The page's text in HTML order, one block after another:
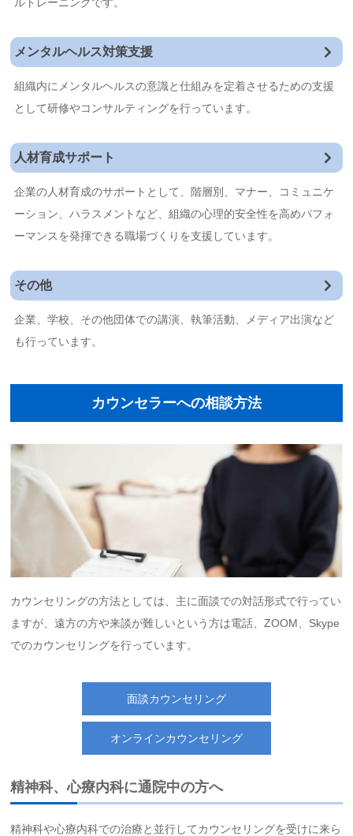
メンタルヘルス対策支援
組織内にメンタルヘルスの意識と仕組みを定着させるための支援
として研修やコンサルティングを行っています。
人材育成サポート
企業の人材育成のサポートとして、階層別、マナー、コミュニケ
ーション、ハラスメントなど、組織の心理的安全性を高めパフォ
ーマンスを発揮できる職場づくりを支援しています。
その他
企業、学校、その他団体での講演、執筆活動、メディア出演など
も行っています。
カウンセラーへの相談方法
カウンセリングの方法としては、主に面談での対話形式で行ってい
ますが、遠方の方や来談が難しいという方は電話、ZOOM、Skype
でのカウンセリングを行っています。
面談カウンセリング
オンラインカウンセリング
精神科、心療内科に通院中の方へ
精神科や心療内科での治療と並行してカウンセリングを受けに来ら